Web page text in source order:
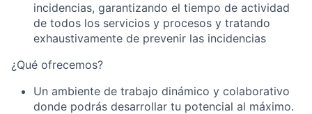
incidencias, garantizando el tiempo de actividad
de todos los servicios y procesos y tratando
exhaustivamente de prevenir las incidencias
¿Qué ofrecemos?
Un ambiente de trabajo dinámico y colaborativo
donde podrás desarrollar tu potencial al máximo.